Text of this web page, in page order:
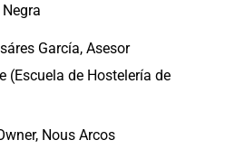
García, Asesor
(Escuela de Hostelería de
Nous Arcos